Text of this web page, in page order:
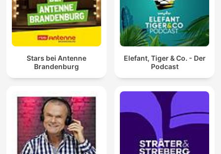
Stars bei Antenne
Brandenburg
Elefant, Tiger & Co. - Der
Podcast